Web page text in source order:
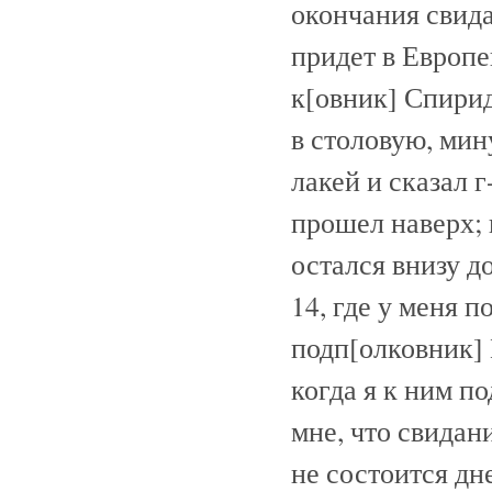
окончания
придет в
к[овник]
в столовую,
лакей и сказал
прошел наверх;
остался внизу
14, где у меня
подп[олковник]
когда я к ним
мне, что
не состоится